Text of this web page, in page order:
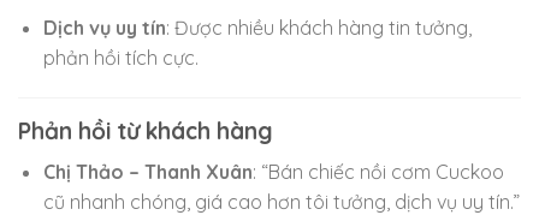
Dịch vụ uy tín: Được nhiều khách hàng tin tưởng,
phản hồi tích cực.
Phản hồi từ khách hàng
Chị Thảo – Thanh Xuân: “Bán chiếc nồi cơm Cuckoo
cũ nhanh chóng, giá cao hơn tôi tưởng, dịch vụ uy tín.”